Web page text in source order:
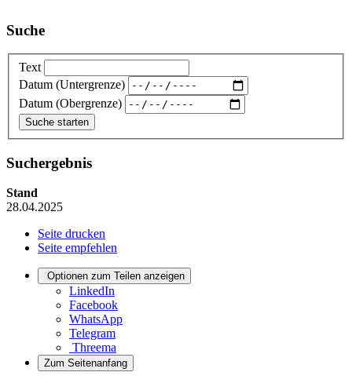
Suche
Text
Datum (Untergrenze)
Datum (Obergrenze)
Suchergebnis
Stand
28.04.2025
Seite drucken
Seite empfehlen
Optionen zum Teilen anzeigen
LinkedIn
Facebook
WhatsApp
Telegram
Threema
Zum Seitenanfang